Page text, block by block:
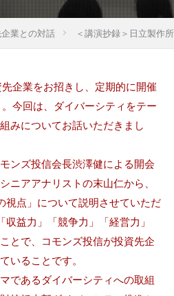
業との対話 ＜講演抄録＞日立製作
企業をお招きし、定期的に開催
今回は、ダイバーシティをテー
みについてお話いただきまし
ンズ投信会長渋澤健による開会
ニアアナリストの末山仁から、
視点」について説明させていただ
益力」「競争力」「経営力」
とで、コモンズ投信が投資先企
いることです。
であるダイバーシティへの取組